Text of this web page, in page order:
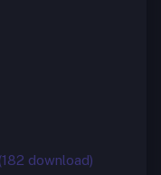
download)